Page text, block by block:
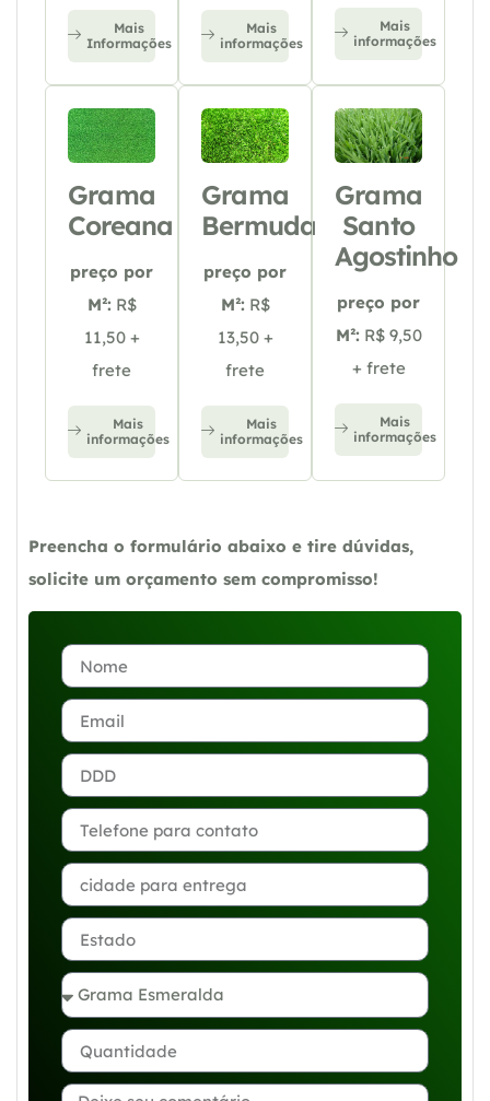
Mais
Informações
Mais
informações
Mais
informações
Grama
Coreana
preço por
M²: R$
11,50 +
frete
Mais
informações
Grama
Bermuda
preço por
M²: R$
13,50 +
frete
Mais
informações
Grama
Santo
Agostinho
preço por
M²: R$ 9,50
+ frete
Mais
informações
Preencha o formulário abaixo e tire dúvidas,
solicite um orçamento sem compromisso!